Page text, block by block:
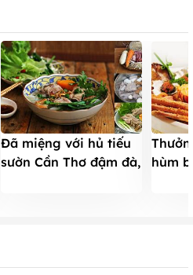
Đã miệng với hủ tiếu
sườn Cần Thơ đậm đà,
hùm